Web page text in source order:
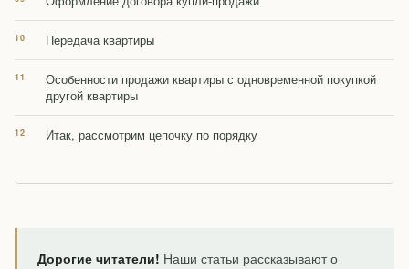
Передача квартиры
Особенности продажи квартиры с одновременной покупкой
другой квартиры
Итак, рассмотрим цепочку по порядку
Дорогие читатели! Наши статьи рассказывают о